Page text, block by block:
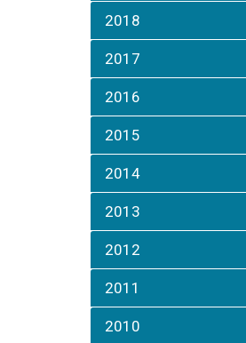
2018
2017
2016
2015
2014
2013
2012
2011
2010